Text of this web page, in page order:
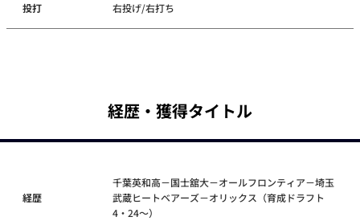
投打 右投げ/右打ち
経歴・獲得タイトル
経歴
千葉英和高－国士舘大－オールフロンティア－埼玉
武蔵ヒートベアーズ－オリックス（育成ドラフト
4・24～）